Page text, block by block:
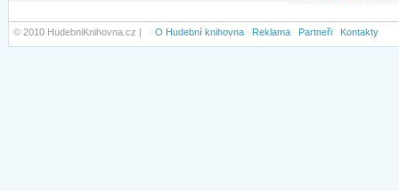
© 2010 HudebniKnihovna.cz | O Hudební knihovna Reklama Partneři Kontakty